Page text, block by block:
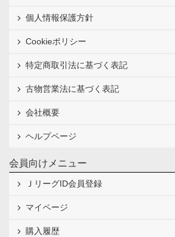
個人情報保護方針
Cookieポリシー
特定商取引法に基づく表記
古物営業法に基づく表記
会社概要
ヘルプページ
会員向けメニュー
ＪリーグID会員登録
マイページ
購入履歴